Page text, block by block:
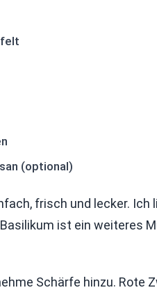
(optional)
frisch und lecker. Ich
ist ein weiteres
Schärfe hinzu. Rote